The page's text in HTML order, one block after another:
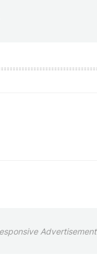
Advertisement